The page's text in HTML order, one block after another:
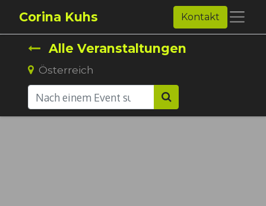
Corina Kuhs Kontakt
Alle Veranstaltungen
Österreich